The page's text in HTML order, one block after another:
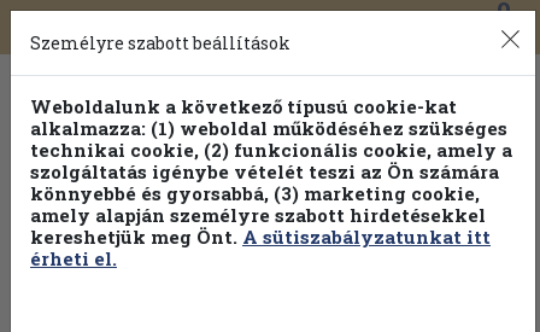
Toggle
navigation
0
Személyre szabott beállítások
Weboldalunk a következő típusú cookie-kat
alkalmazza: (1) weboldal működéséhez szükséges
technikai cookie, (2) funkcionális cookie, amely a
szolgáltatás igénybe vételét teszi az Ön számára
könnyebbé és gyorsabbá, (3) marketing cookie,
amely alapján személyre szabott hirdetésekkel
kereshetjük meg Önt. A sütiszabályzatunkat itt
érheti el.